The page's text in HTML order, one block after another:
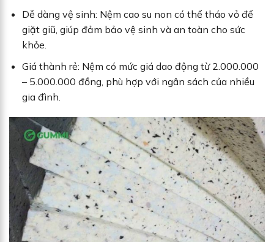
Dễ dàng vệ sinh: Nệm cao su non có thể tháo vỏ để
giặt giũ, giúp đảm bảo vệ sinh và an toàn cho sức
khỏe.
Giá thành rẻ: Nệm có mức giá dao động từ 2.000.000
– 5.000.000 đồng, phù hợp với ngân sách của nhiều
gia đình.